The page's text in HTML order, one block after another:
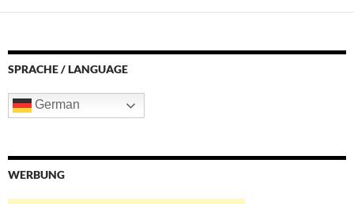
SPRACHE / LANGUAGE
German
WERBUNG